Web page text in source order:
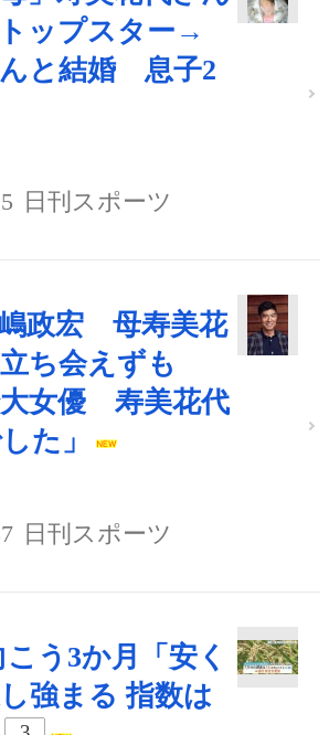
ップスター→
と結婚 息子2
日刊スポーツ
嶋政宏 母寿美花
ち会えずも
大女優 寿美花代
た」
日刊スポーツ
う3か月「安く
強まる 指数は